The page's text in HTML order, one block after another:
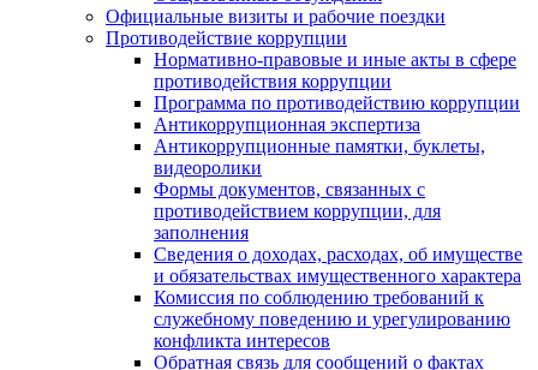
Официальные визиты и рабочие поездки
Противодействие коррупции
Нормативно-правовые и иные акты в сфере
противодействия коррупции
Программа по противодействию коррупции
Антикоррупционная экспертиза
Антикоррупционные памятки, буклеты,
видеоролики
Формы документов, связанных с
противодействием коррупции, для
заполнения
Сведения о доходах, расходах, об имуществе
и обязательствах имущественного характера
Комиссия по соблюдению требований к
служебному поведению и урегулированию
конфликта интересов
Обратная связь для сообщений о фактах